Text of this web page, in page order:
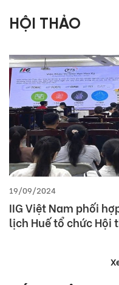
HỘI THẢO
09/09/2024
Visionary Leaders
English Proficiency
thi TOEIC hiệu quả